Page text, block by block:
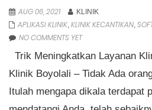
AUG 06, 2021 KLINIK
APLIKASI KLINIK, KLINIK KECANTIKAN,
NO COMMENTS YET
Trik Meningkatkan Layanan
Klinik Boyolali – Tidak Ada
Itulah mengapa dikala terdapat